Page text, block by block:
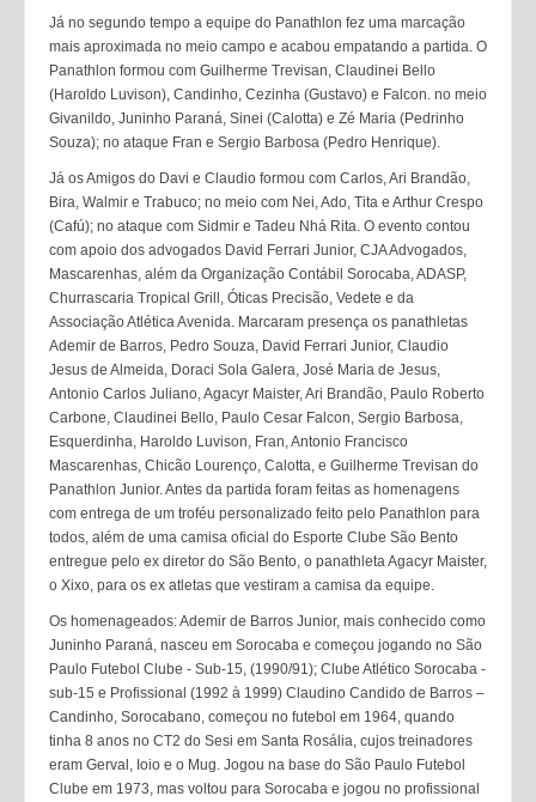
Já no segundo tempo a equipe do Panathlon fez uma marcação
mais aproximada no meio campo e acabou empatando a partida. O
Panathlon formou com Guilherme Trevisan, Claudinei Bello
(Haroldo Luvison), Candinho, Cezinha (Gustavo) e Falcon. no meio
Givanildo, Juninho Paraná, Sinei (Calotta) e Zé Maria (Pedrinho
Souza); no ataque Fran e Sergio Barbosa (Pedro Henrique).
Já os Amigos do Davi e Claudio formou com Carlos, Ari Brandão,
Bira, Walmir e Trabuco; no meio com Nei, Ado, Tita e Arthur Crespo
(Cafú); no ataque com Sidmir e Tadeu Nhá Rita. O evento contou
com apoio dos advogados David Ferrari Junior, CJA Advogados,
Mascarenhas, além da Organização Contábil Sorocaba, ADASP,
Churrascaria Tropical Grill, Óticas Precisão, Vedete e da
Associação Atlética Avenida. Marcaram presença os panathletas
Ademir de Barros, Pedro Souza, David Ferrari Junior, Claudio
Jesus de Almeida, Doraci Sola Galera, José Maria de Jesus,
Antonio Carlos Juliano, Agacyr Maister, Ari Brandão, Paulo Roberto
Carbone, Claudinei Bello, Paulo Cesar Falcon, Sergio Barbosa,
Esquerdinha, Haroldo Luvison, Fran, Antonio Francisco
Mascarenhas, Chicão Lourenço, Calotta, e Guilherme Trevisan do
Panathlon Junior. Antes da partida foram feitas as homenagens
com entrega de um troféu personalizado feito pelo Panathlon para
todos, além de uma camisa oficial do Esporte Clube São Bento
entregue pelo ex diretor do São Bento, o panathleta Agacyr Maister,
o Xixo, para os ex atletas que vestiram a camisa da equipe.
Os homenageados: Ademir de Barros Junior, mais conhecido como
Juninho Paraná, nasceu em Sorocaba e começou jogando no São
Paulo Futebol Clube - Sub-15, (1990/91); Clube Atlético Sorocaba -
sub-15 e Profissional (1992 à 1999) Claudino Candido de Barros –
Candinho, Sorocabano, começou no futebol em 1964, quando
tinha 8 anos no CT2 do Sesi em Santa Rosália, cujos treinadores
eram Gerval, Ioio e o Mug. Jogou na base do São Paulo Futebol
Clube em 1973, mas voltou para Sorocaba e jogou no profissional